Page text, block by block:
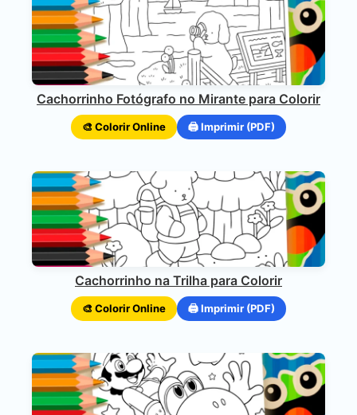
Cachorrinho Fotógrafo no Mirante para Colorir
🎨 Colorir Online 🖨️ Imprimir (PDF)
Cachorrinho na Trilha para Colorir
🎨 Colorir Online 🖨️ Imprimir (PDF)